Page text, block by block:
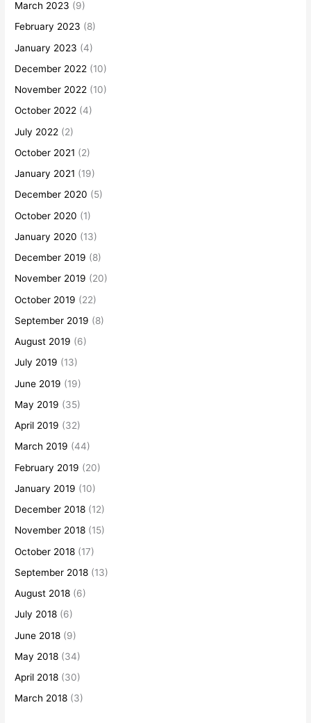
March 2023 (9)
February 2023 (8)
January 2023 (4)
December 2022 (10)
November 2022 (10)
October 2022 (4)
July 2022 (2)
October 2021 (2)
January 2021 (19)
December 2020 (5)
October 2020 (1)
January 2020 (13)
December 2019 (8)
November 2019 (20)
October 2019 (22)
September 2019 (8)
August 2019 (6)
July 2019 (13)
June 2019 (19)
May 2019 (35)
April 2019 (32)
March 2019 (44)
February 2019 (20)
January 2019 (10)
December 2018 (12)
November 2018 (15)
October 2018 (17)
September 2018 (13)
August 2018 (6)
July 2018 (6)
June 2018 (9)
May 2018 (34)
April 2018 (30)
March 2018 (3)